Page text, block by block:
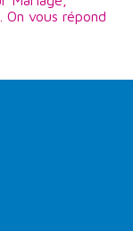
On vous répond